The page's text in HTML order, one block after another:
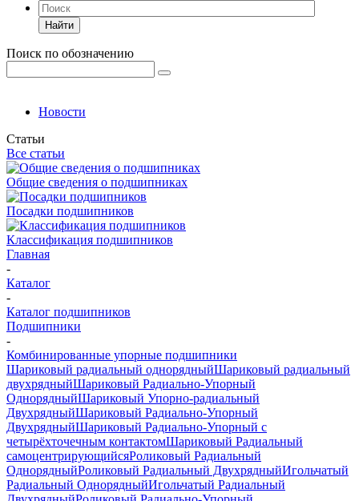
Найти
Поиск по обозначению
Новости
Статьи
Все статьи
Общие сведения о подшипниках
Посадки подшипников
Классификация подшипников
Главная
-
Каталог
-
Каталог подшипников
Подшипники
-
Комбинированные упорные подшипники
Шариковый радиальный однорядныйШариковый радиальный
двухрядныйШариковый Радиально-Упорный
ОднорядныйШариковый Упорно-радиальный
ДвухрядныйШариковый Радиально-Упорный
ДвухрядныйШариковый Радиально-Упорный с
четырёхточечным контактомШариковый Радиальный
самоцентрирующийсяРоликовый Радиальный
ОднорядныйРоликовый Радиальный ДвухрядныйИгольчатый
Радиальный ОднорядныйИгольчатый Радиальный